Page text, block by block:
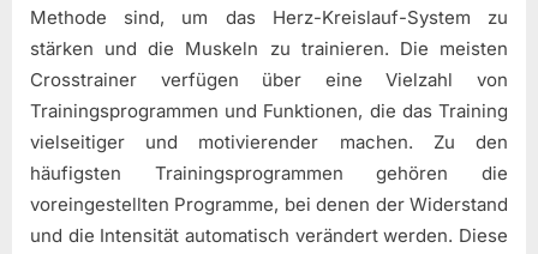
Methode sind, um das Herz-Kreislauf-System zu
stärken und die Muskeln zu trainieren. Die meisten
Crosstrainer verfügen über eine Vielzahl von
Trainingsprogrammen und Funktionen, die das Training
vielseitiger und motivierender machen. Zu den
häufigsten Trainingsprogrammen gehören die
voreingestellten Programme, bei denen der Widerstand
und die Intensität automatisch verändert werden. Diese